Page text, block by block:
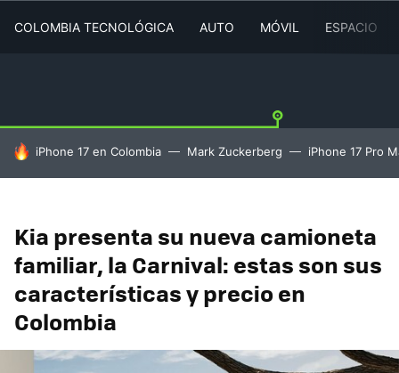
COLOMBIA TECNOLÓGICA AUTO MÓVIL ESPACIO
HOY SE HABLA DE
iPhone 17 en Colombia Mark Zuckerberg iPhone 17 Pro
Kia presenta su nueva camioneta
familiar, la Carnival: estas son sus
características y precio en
Colombia